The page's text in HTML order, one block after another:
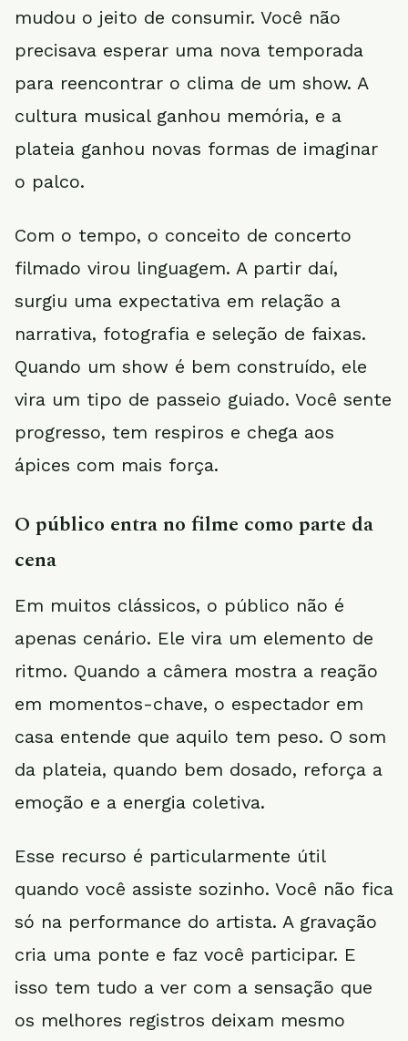
mudou o jeito de consumir. Você não
precisava esperar uma nova temporada
para reencontrar o clima de um show. A
cultura musical ganhou memória, e a
plateia ganhou novas formas de imaginar
o palco.
Com o tempo, o conceito de concerto
filmado virou linguagem. A partir daí,
surgiu uma expectativa em relação a
narrativa, fotografia e seleção de faixas.
Quando um show é bem construído, ele
vira um tipo de passeio guiado. Você sente
progresso, tem respiros e chega aos
ápices com mais força.
O público entra no filme como parte da
cena
Em muitos clássicos, o público não é
apenas cenário. Ele vira um elemento de
ritmo. Quando a câmera mostra a reação
em momentos-chave, o espectador em
casa entende que aquilo tem peso. O som
da plateia, quando bem dosado, reforça a
emoção e a energia coletiva.
Esse recurso é particularmente útil
quando você assiste sozinho. Você não fica
só na performance do artista. A gravação
cria uma ponte e faz você participar. E
isso tem tudo a ver com a sensação que
os melhores registros deixam mesmo